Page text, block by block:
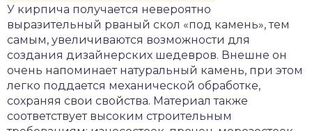
У кирпича получается невероятно
выразительный рваный скол «под камень», тем
самым, увеличиваются возможности для
создания дизайнерских шедевров. Внешне он
очень напоминает натуральный камень, при этом
легко поддается механической обработке,
сохраняя свои свойства. Материал также
соответствует высоким строительным